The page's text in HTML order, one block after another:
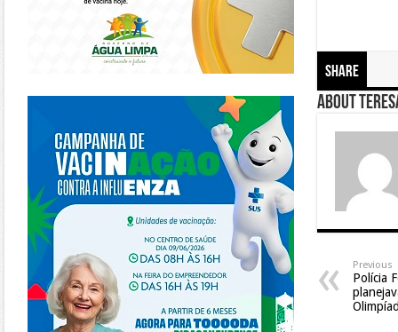
Share
About
Previous
Polícia
https://piracanjuba.go.gov.br/